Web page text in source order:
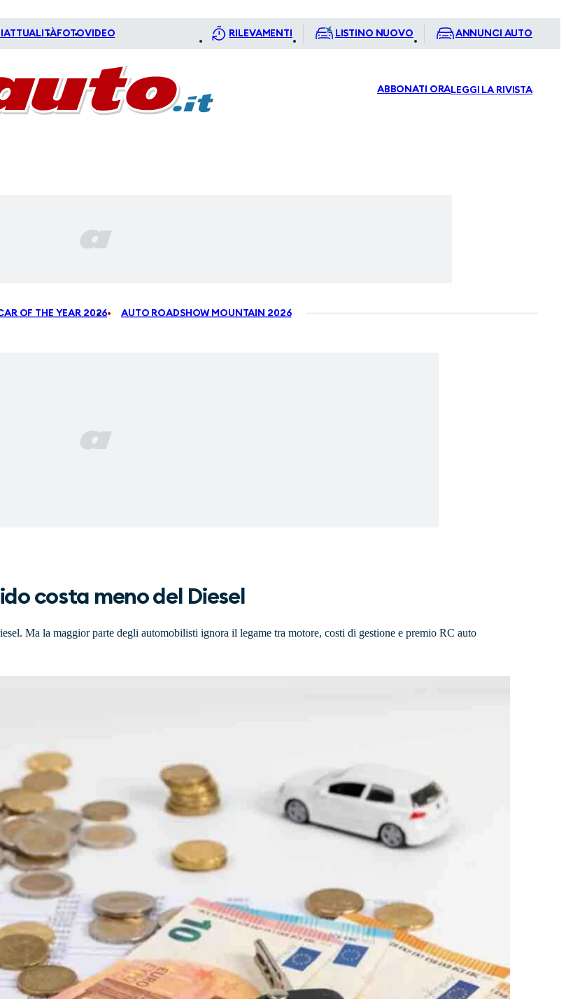
ATTUALITÀFOTOVIDEO RILEVAMENTI LISTINO NUOVO ANNUNCI AUTO
ABBONATI ORALEGGI LA RIVISTA
OF THE YEAR 2026 AUTO ROADSHOW MOUNTAIN 2026
costa meno del Diesel
Ma la maggior parte degli automobilisti ignora il legame tra motore, costi di gestione e premio RC auto